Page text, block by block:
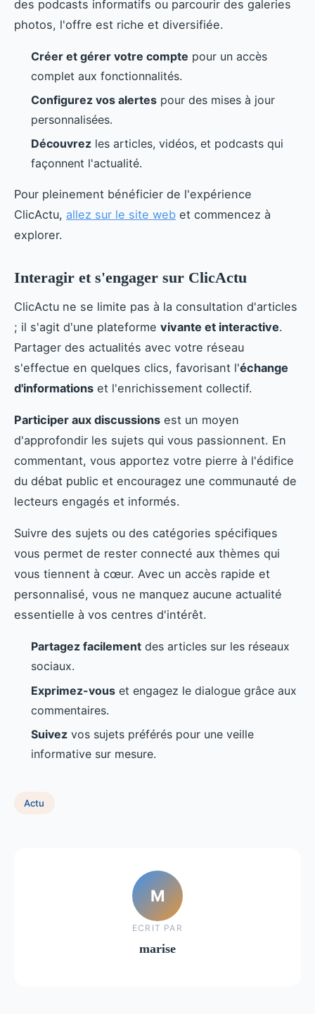
des podcasts informatifs ou parcourir des galeries
photos, l'offre est riche et diversifiée.
Créer et gérer votre compte pour un accès
complet aux fonctionnalités.
Configurez vos alertes pour des mises à jour
personnalisées.
Découvrez les articles, vidéos, et podcasts qui
façonnent l'actualité.
Pour pleinement bénéficier de l'expérience
ClicActu, allez sur le site web et commencez à
explorer.
Interagir et s'engager sur ClicActu
ClicActu ne se limite pas à la consultation d'articles
; il s'agit d'une plateforme vivante et interactive.
Partager des actualités avec votre réseau
s'effectue en quelques clics, favorisant l'échange
d'informations et l'enrichissement collectif.
Participer aux discussions est un moyen
d'approfondir les sujets qui vous passionnent. En
commentant, vous apportez votre pierre à l'édifice
du débat public et encouragez une communauté de
lecteurs engagés et informés.
Suivre des sujets ou des catégories spécifiques
vous permet de rester connecté aux thèmes qui
vous tiennent à cœur. Avec un accès rapide et
personnalisé, vous ne manquez aucune actualité
essentielle à vos centres d'intérêt.
Partagez facilement des articles sur les réseaux
sociaux.
Exprimez-vous et engagez le dialogue grâce aux
commentaires.
Suivez vos sujets préférés pour une veille
informative sur mesure.
Actu
M
ECRIT PAR
marise